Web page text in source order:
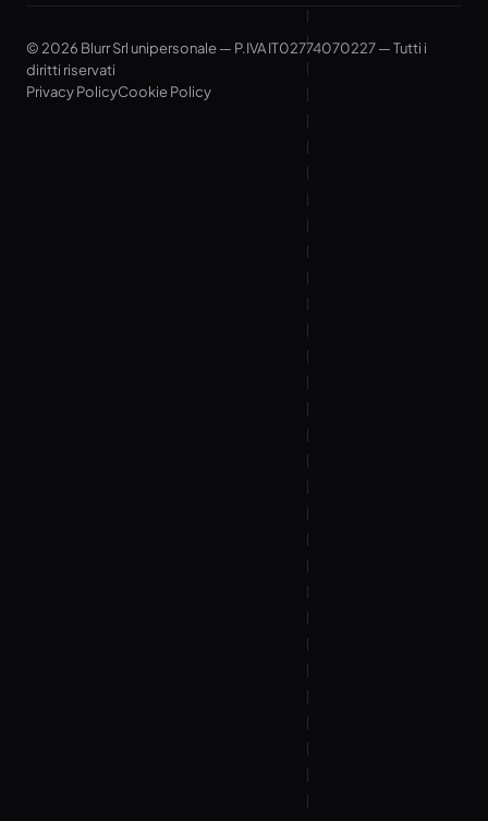
© 2026 Blurr Srl unipersonale — P.IVA IT02774070227 — Tutti i
diritti riservati
Privacy PolicyCookie Policy